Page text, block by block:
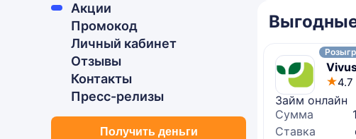
Акции
Промокод
Личный кабинет
Отзывы
Контакты
Пресс-релизы
Получить деньги
4.7
Займ онлайн
Сумма
Ставка